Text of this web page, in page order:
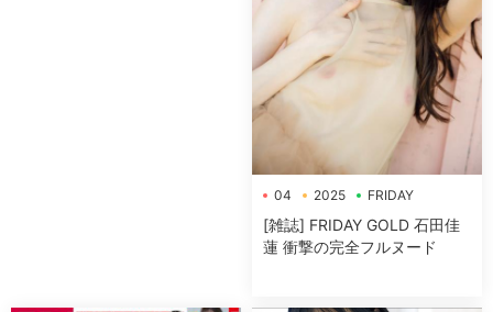
04 2025 FRIDAY
[雑誌] FRIDAY GOLD 石田佳
蓮 衝撃の完全フルヌード